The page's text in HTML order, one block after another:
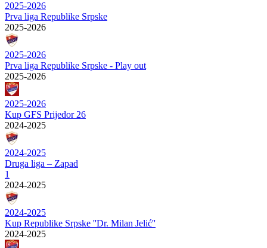
2025-2026
Prva liga Republike Srpske
2025-2026
2025-2026
Prva liga Republike Srpske - Play out
2025-2026
2025-2026
Kup GFS Prijedor 26
2024-2025
2024-2025
Druga liga – Zapad
1
2024-2025
2024-2025
Kup Republike Srpske ''Dr. Milan Jelić''
2024-2025